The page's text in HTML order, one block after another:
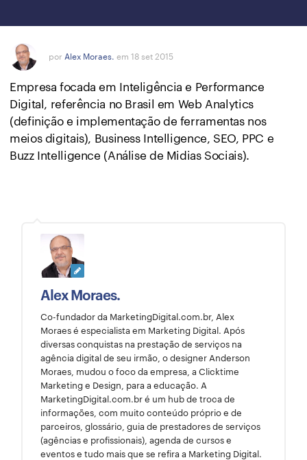
por Alex Moraes. em 18 set 2015
Empresa focada em Inteligência e Performance
Digital, referência no Brasil em Web Analytics
(definição e implementação de ferramentas nos
meios digitais), Business Intelligence, SEO, PPC e
Buzz Intelligence (Análise de Midias Sociais).
Alex Moraes.
Co-fundador da MarketingDigital.com.br, Alex
Moraes é especialista em Marketing Digital. Após
diversas conquistas na prestação de serviços na
agência digital de seu irmão, o designer Anderson
Moraes, mudou o foco da empresa, a Clicktime
Marketing e Design, para a educação. A
MarketingDigital.com.br é um hub de troca de
informações, com muito conteúdo próprio e de
parceiros, glossário, guia de prestadores de serviços
(agências e profissionais), agenda de cursos e
eventos e tudo mais que se refira a Marketing Digital.